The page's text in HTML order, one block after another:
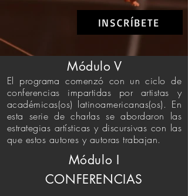
INSCRÍBETE
El programa comenzó con un ciclo de
conferencias impartidas por artistas y
académicas(os) latinoamericanas(os). En
esta serie de charlas se abordaron las
estrategias artísticas y discursivas con las
que estos autores y autoras trabajan.
Módulo I
CONFERENCIAS​
Módulo V